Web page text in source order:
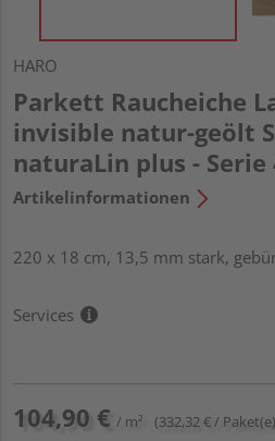
HARO
Parkett Raucheiche
invisible natur-geölt
naturaLin plus - Serie
Artikelinformationen
220 x 18 cm, 13,5 mm stark,
Services
104,90 € / m² (332,32 € /